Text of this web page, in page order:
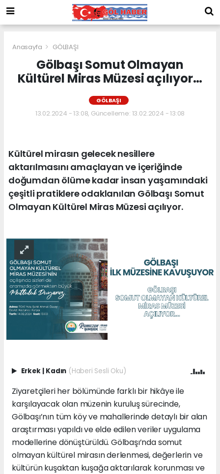
Anasayfa GÖLBAŞI
Gölbaşı Somut Olmayan
Kültürel Miras Müzesi açılıyor…
GÖLBAŞI
13.02.2024 - 13:08, Güncelleme: 13.02.2024 - 13:08
Kültürel mirasın gelecek nesillere
aktarılmasını amaçlayan ve içeriğinde
doğumdan ölüme kadar insan yaşamındaki
çeşitli pratiklere odaklanılan Gölbaşı Somut
Olmayan Kültürel Miras Müzesi açılıyor.
Erkek | Kadın (Haberi Sesli Oku)
Ziyaretçileri her bölümünde farklı bir hikâye ile
karşılayacak olan müzenin kuruluş sürecinde,
Gölbaşı’nın tüm köy ve mahallerinde detaylı bir alan
araştırması yapıldı ve elde edilen veriler uygulama
modellerine dönüştürüldü. Gölbaşı’nda somut
olmayan kültürel mirasın derlenmesi, değerlerin ve
kültürün kuşaktan kuşağa aktarılarak korunması ve